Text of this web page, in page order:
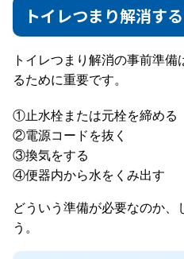
トイレつまり解消す
トイレつまり解消の事前準
るために重要です。
①止水栓または元栓を締める
②電源コードを抜く
③換気をする
④便器内から水をくみ出す
どういう準備が必要なのか、
う。